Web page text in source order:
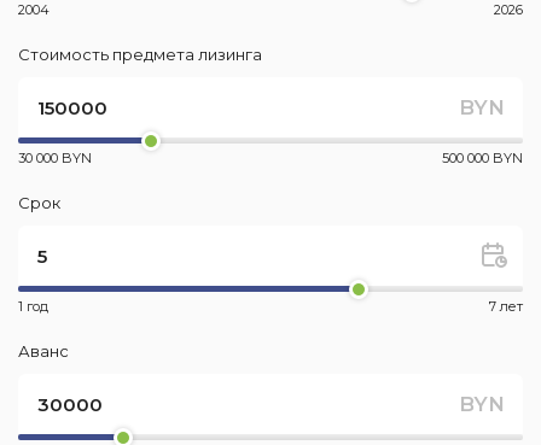
2004 2026
Стоимость предмета лизинга
BYN
30 000 BYN 500 000 BYN
Срок
1 год 7 лет
Аванс
BYN